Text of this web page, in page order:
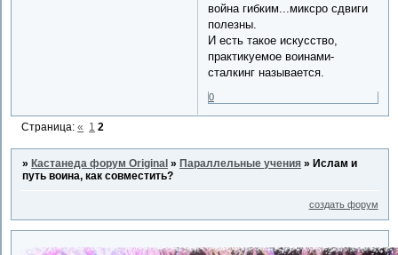
война гибким...миксро сдвиги
полезны.
И есть такое искусство,
практикуемое воинами-
сталкинг называется.
0
Страница:« 1 2
» Кастанеда форум Original » Параллельные учения » Ислам и
путь воина, как совместить?
создать форум